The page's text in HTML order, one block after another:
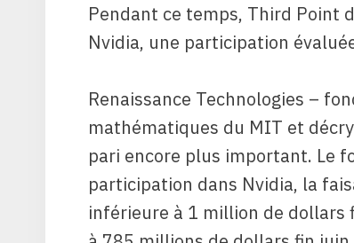
Pendant ce temps, Third Point
Nvidia, une participation
Renaissance Technologies –
mathématiques du MIT et
pari encore plus important. Le
participation dans Nvidia, la
inférieure à 1 million de dollars